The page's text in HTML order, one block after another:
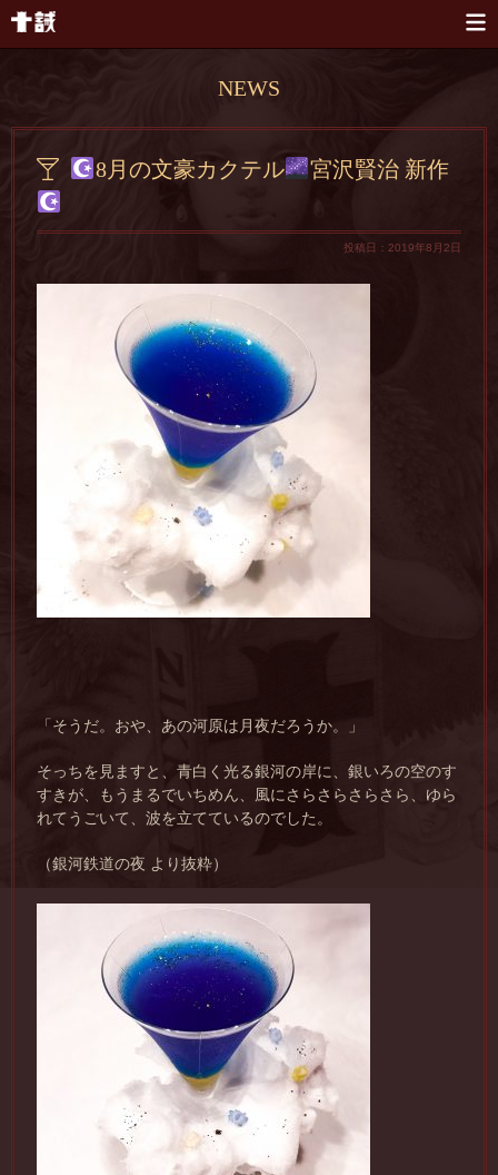
NEWS
8月の文豪カクテル 宮沢賢治 新作
投稿日：2019年8月2日
「そうだ。おや、あの河原は月夜だろうか。」
そっちを見ますと、青白く光る銀河の岸に、銀いろの空のす
すきが、もうまるでいちめん、風にさらさらさらさら、ゆら
れてうごいて、波を立てているのでした。
（銀河鉄道の夜 より抜粋）